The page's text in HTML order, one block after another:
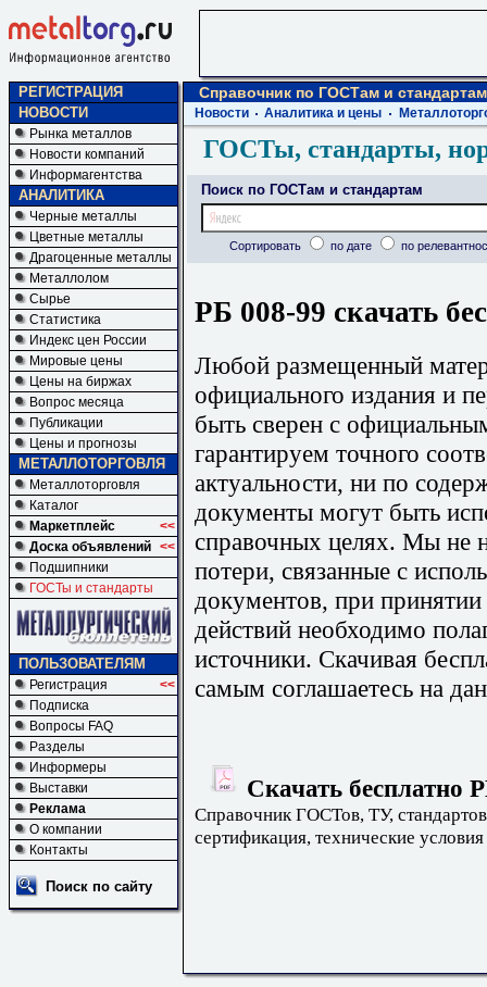
РЕГИСТРАЦИЯ
НОВОСТИ
Рынка металлов
Новости компаний
Информагентства
АНАЛИТИКА
Черные металлы
Цветные металлы
Драгоценные металлы
Металлолом
Сырье
Статистика
Индекс цен России
Мировые цены
Цены на биржах
Вопрос месяца
Публикации
Цены и прогнозы
МЕТАЛЛОТОРГОВЛЯ
Металлоторговля
Каталог
Маркетплейс
<<
Доска объявлений <<
Подшипники
ГОСТы и стандарты
ПОЛЬЗОВАТЕЛЯМ
Регистрация
<<
Подписка
Вопросы FAQ
Разделы
Информеры
Выставки
Реклама
О компании
Контакты
Поиск по сайту
Справочник по ГОСТам и стандартам
Новости Аналитика и цены
ГОСТы, стандарты,
Поиск по ГОСТам и стандартам
Сортировать по дате по
РБ 008-99 скачать
Любой размещенный
официального издания и
быть сверен с
гарантируем точного
актуальности, ни по
документы могут быть
справочных целях. Мы не
потери, связанные с
документов, при
действий необходимо
источники. Скачивая
самым соглашаетесь на
Скачать бесплатно
Справочник ГОСТов, ТУ,
сертификация, технические условия